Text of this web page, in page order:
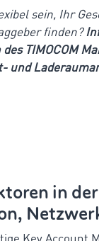
sein, Ihr
finden?
TIMOCOM
und
in